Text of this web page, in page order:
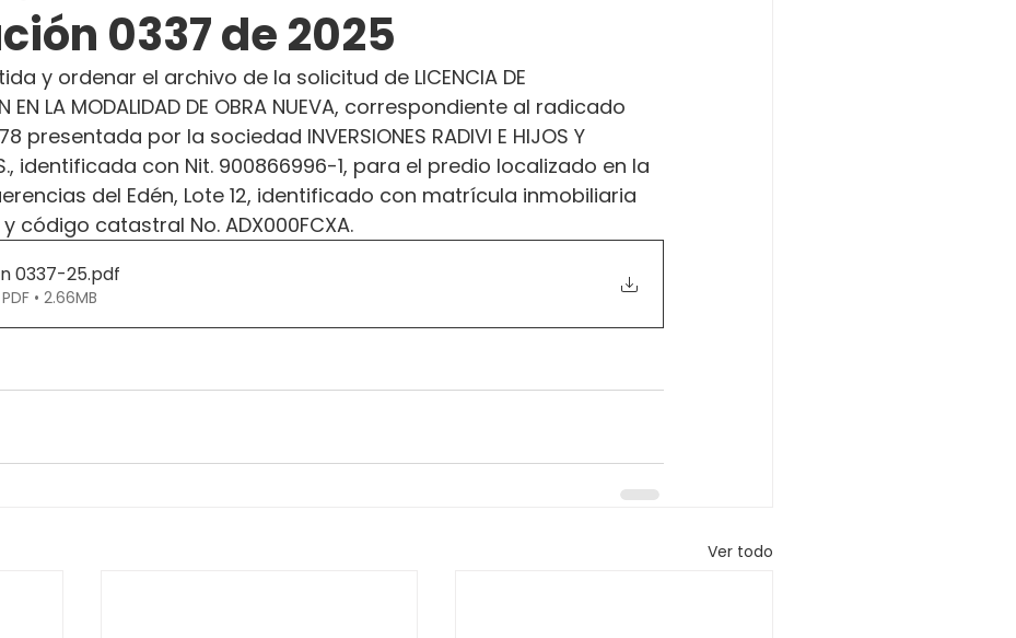
0337 de 2025
y ordenar el archivo de la solicitud de LICENCIA DE
EN LA MODALIDAD DE OBRA NUEVA, correspondiente al radicado
presentada por la sociedad INVERSIONES RADIVI E HIJOS Y
identificada con Nit. 900866996-1, para el predio localizado en la
del Edén, Lote 12, identificado con matrícula inmobiliaria
código catastral No. ADX000FCXA.
0337-25.pdf
• 2.66MB
Ver todo